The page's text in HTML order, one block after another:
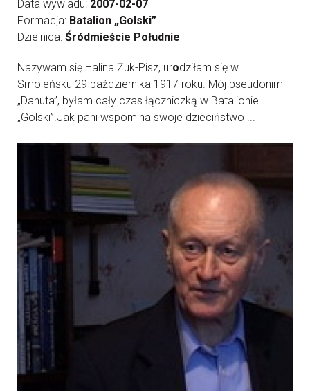
Data wywiadu: 2007-02-07
Formacja: Batalion „Golski”
Dzielnica: Śródmieście Południe
Nazywam się Halina Żuk-Pisz, urodziłam się w
Smoleńsku 29 października 1917 roku. Mój pseudonim
„Danuta”, byłam cały czas łączniczką w Batalionie
„Golski”.Jak pani wspomina swoje dzieciństwo ...